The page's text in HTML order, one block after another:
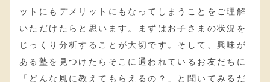
ットにもデメリットにもなってしまうことをご理解
いただけたらと思います。まずはお子さまの状況を
じっくり分析することが大切です。そして、興味が
ある塾を見つけたらそこに通われているお友だちに
「どんな風に教えてもらえるの？」と聞いてみるだ